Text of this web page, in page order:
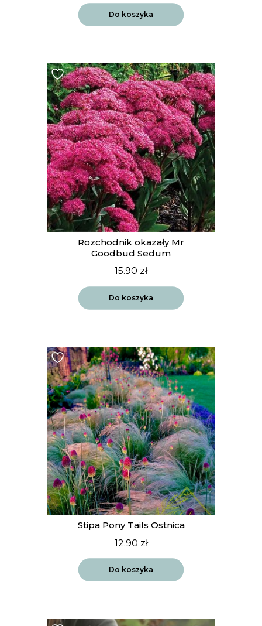
Do koszyka
Rozchodnik okazały Mr
Goodbud Sedum
15.90 zł
Do koszyka
Stipa Pony Tails Ostnica
12.90 zł
Do koszyka